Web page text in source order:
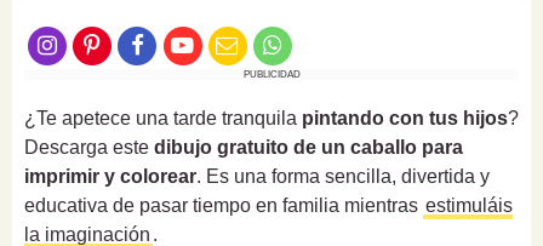
PUBLICIDAD
¿Te apetece una tarde tranquila pintando con tus hijos?
Descarga este dibujo gratuito de un caballo para
imprimir y colorear. Es una forma sencilla, divertida y
educativa de pasar tiempo en familia mientras estimuláis
la imaginación .